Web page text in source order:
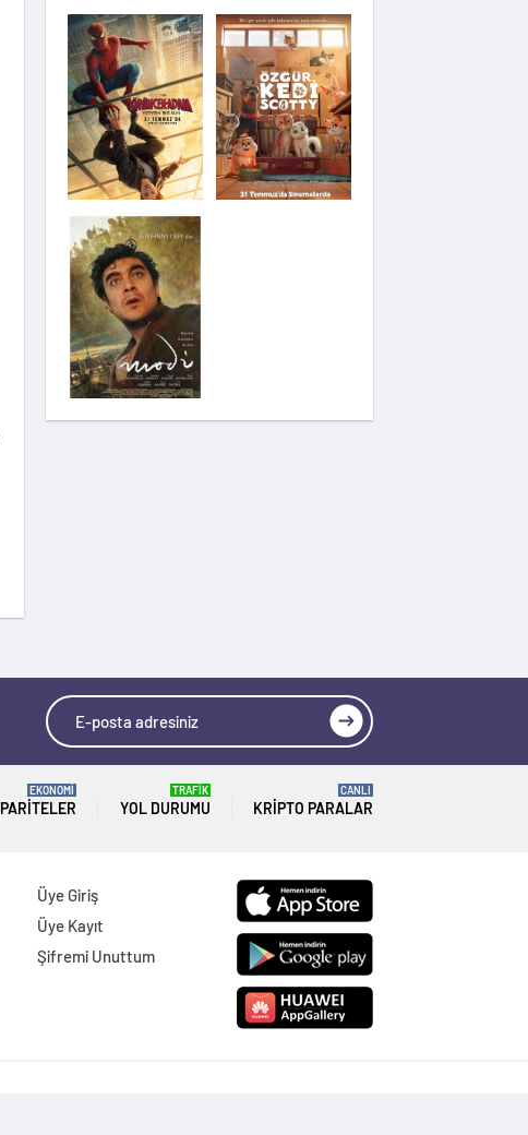
Hannas 3
Saplantı
Modi: Deliliğin
Kanadında Üç Gün
Pinokyo: Kanlı Masal
PARITELER
EKONOMİ
YOL DURUMU
TRAFİK
KRIPTO PARALAR
CANLI
Üye Giriş
Üye Kayıt
Şifremi Unuttum